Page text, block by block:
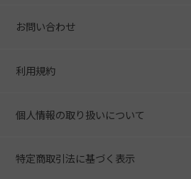
お問い合わせ
利用規約
個人情報の取り扱いについて
特定商取引法に基づく表示